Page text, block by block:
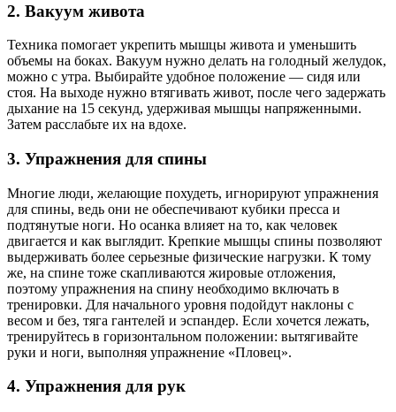
2. Вакуум живота
Техника помогает укрепить мышцы живота и уменьшить
объемы на боках. Вакуум нужно делать на голодный желудок,
можно с утра. Выбирайте удобное положение — сидя или
стоя. На выходе нужно втягивать живот, после чего задержать
дыхание на 15 секунд, удерживая мышцы напряженными.
Затем расслабьте их на вдохе.
3. Упражнения для спины
Многие люди, желающие похудеть, игнорируют упражнения
для спины, ведь они не обеспечивают кубики пресса и
подтянутые ноги. Но осанка влияет на то, как человек
двигается и как выглядит. Крепкие мышцы спины позволяют
выдерживать более серьезные физические нагрузки. К тому
же, на спине тоже скапливаются жировые отложения,
поэтому упражнения на спину необходимо включать в
тренировки. Для начального уровня подойдут наклоны с
весом и без, тяга гантелей и эспандер. Если хочется лежать,
тренируйтесь в горизонтальном положении: вытягивайте
руки и ноги, выполняя упражнение «Пловец».
4. Упражнения для рук